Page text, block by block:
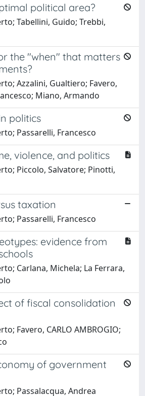
political area?
Tabellini, Guido; Trebbi,
the "when" that matters
Azzalini, Gualtiero; Favero,
Miano, Armando
politics
Passarelli, Francesco
violence, and politics
Piccolo, Salvatore; Pinotti,
taxation
Passarelli, Francesco
evidence from
Carlana, Michela; La Ferrara,
of fiscal consolidation
Favero, CARLO AMBROGIO;
of government
Passalacqua, Andrea